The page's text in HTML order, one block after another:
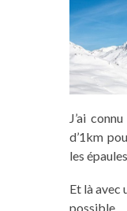
J’ai
d’1km
les
Et là avec
possible.